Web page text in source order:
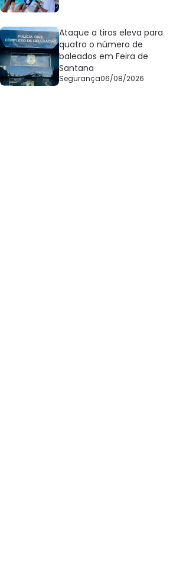
Ataque a tiros eleva para
quatro o número de
baleados em Feira de
Santana
Segurança06/08/2026